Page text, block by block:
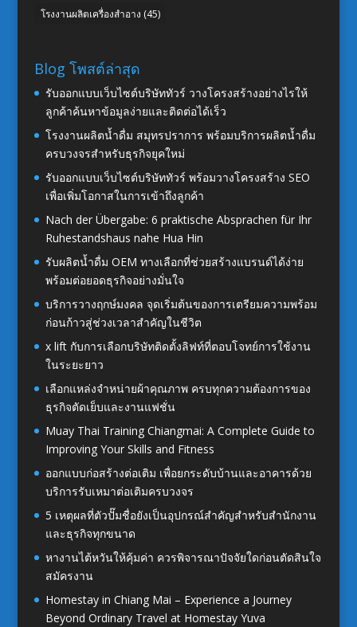
โรงงานผลิตเครื่องสำอาง (45)
Blog โพสต์ล่าสุด
รับออกแบบเว็บไซต์บริษัททัวร์ วางโครงสร้างอย่างไรให้
ลูกค้าค้นหาข้อมูลง่ายและติดต่อได้เร็ว
โรงงานผลิตน้ำดื่ม สมุทรปราการ พร้อมบริการผลิตน้ำดื่ม
ครบวงจรสำหรับธุรกิจยุคใหม่
รับออกแบบเว็บไซต์บริษัททัวร์ พร้อมวางโครงสร้าง SEO
เพื่อเพิ่มโอกาสในการเข้าถึงลูกค้า
Nach der Übergabe: 6 praktische Absprachen für Ihr
Ruhestandshaus nahe Hua Hin
รับผลิตน้ำดื่ม OEM ทางเลือกที่ช่วยสร้างแบรนด์ได้ง่าย
พร้อมต่อยอดธุรกิจอย่างมั่นใจ
บริการวางฤกษ์มงคล จุดเริ่มต้นของการเตรียมความพร้อม
ก่อนก้าวสู่ช่วงเวลาสำคัญในชีวิต
x lift กับการเลือกบริษัทติดตั้งลิฟท์ที่ตอบโจทย์การใช้งาน
ในระยะยาว
เลือกแหล่งจำหน่ายผ้าคุณภาพ ครบทุกความต้องการของ
ธุรกิจตัดเย็บและงานแฟชั่น
Muay Thai Training Chiangmai: A Complete Guide to
Improving Your Skills and Fitness
ออกแบบก่อสร้างต่อเติม เพื่อยกระดับบ้านและอาคารด้วย
บริการรับเหมาต่อเติมครบวงจร
5 เหตุผลที่ตัวปั๊มชื่อยังเป็นอุปกรณ์สำคัญสำหรับสำนักงาน
และธุรกิจทุกขนาด
หางานไต้หวันให้คุ้มค่า ควรพิจารณาปัจจัยใดก่อนตัดสินใจ
สมัครงาน
Homestay in Chiang Mai – Experience a Journey
Beyond Ordinary Travel at Homestay Yuva